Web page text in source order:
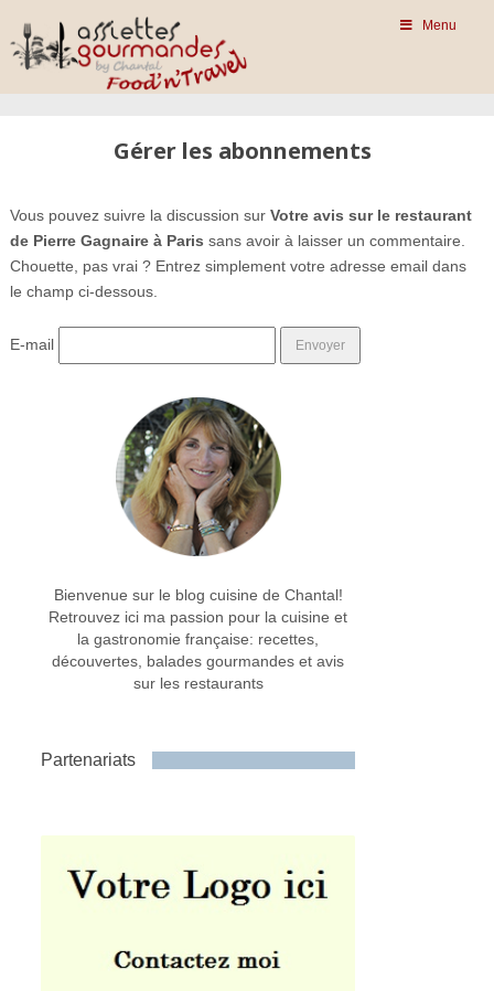
Menu
Gérer les abonnements
Vous pouvez suivre la discussion sur Votre avis sur le restaurant
de Pierre Gagnaire à Paris sans avoir à laisser un commentaire.
Chouette, pas vrai ? Entrez simplement votre adresse email dans
le champ ci-dessous.
E-mail
Bienvenue sur le blog cuisine de Chantal!
Retrouvez ici ma passion pour la cuisine et
la gastronomie française: recettes,
découvertes, balades gourmandes et avis
sur les restaurants
Partenariats